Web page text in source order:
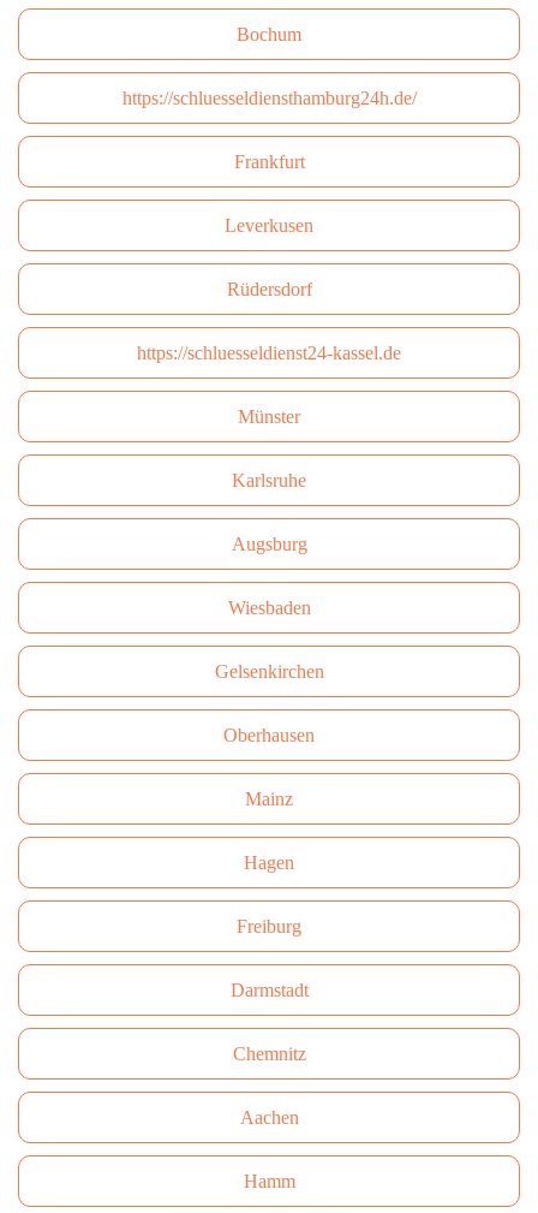
Bochum
https://schluesseldiensthamburg24h.de/
Frankfurt
Leverkusen
Rüdersdorf
https://schluesseldienst24-kassel.de
Münster
Karlsruhe
Augsburg
Wiesbaden
Gelsenkirchen
Oberhausen
Mainz
Hagen
Freiburg
Darmstadt
Сhemnitz
Aachen
Hamm